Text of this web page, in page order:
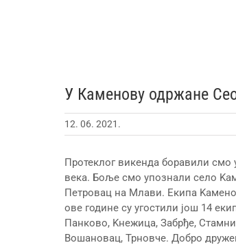
У Каменову одржане
12. 06. 2021.
Протеклог викенда боравили смо
века. Боље смо упознали село
Петровац на Млави. Екипа
ове године су угостили још 14
Панково, Kнежица, Забрђе,
Вошановац, Трновче. Добро